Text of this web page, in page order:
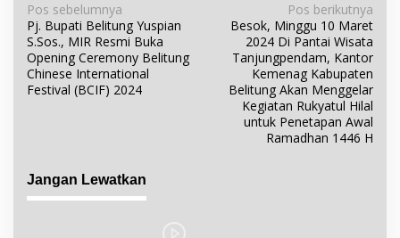
N
a
v
i
g
p
o
Pos sebelumnya
Pj. Bupati Belitung Yuspian
S.Sos., MIR Resmi Buka
Opening Ceremony Belitung
Chinese International
Festival (BCIF) 2024
Pos berikutnya
Besok, Minggu 10 Maret
2024 Di Pantai Wisata
Tanjungpendam, Kantor
Kemenag Kabupaten
Belitung Akan Menggelar
Kegiatan Rukyatul Hilal
untuk Penetapan Awal
Ramadhan 1446 H
Jangan Lewatkan